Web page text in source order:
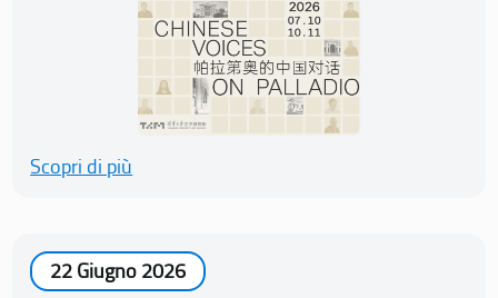
Scopri di più
22 Giugno 2026